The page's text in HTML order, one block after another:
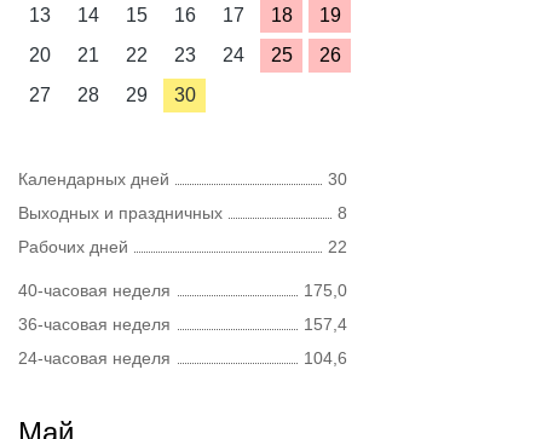
13
14 15 16 17 18
19
20
21 22 23 24 25
26
27
28 29 30
Календарных дней
30
Выходных и праздничных
8
Рабочих дней
22
40-часовая неделя
175,0
36-часовая неделя
157,4
24-часовая неделя
104,6
Май